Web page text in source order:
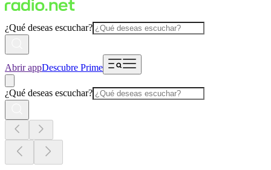
¿Qué deseas escuchar?
Abrir appDescubre Prime
¿Qué deseas escuchar?